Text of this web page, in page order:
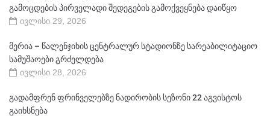
გამოცდების პირველადი შედეგების გამოქვეყნება დაიწყო
ივლისი 29, 2026
მერია – წალენჯიხის ცენტრალურ სტადიონზე სარეაბილიტაციო
სამუშაოები გრძელდება
ივლისი 28, 2026
გადამფრენ ფრინველებზე ნადირობის სეზონი 22 აგვისტოს
გაიხსნება